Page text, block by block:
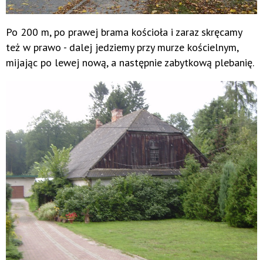
Po 200 m, po prawej brama kościoła i zaraz skręcamy
też w prawo - dalej jedziemy przy murze kościelnym,
mijając po lewej nową, a następnie zabytkową plebanię.